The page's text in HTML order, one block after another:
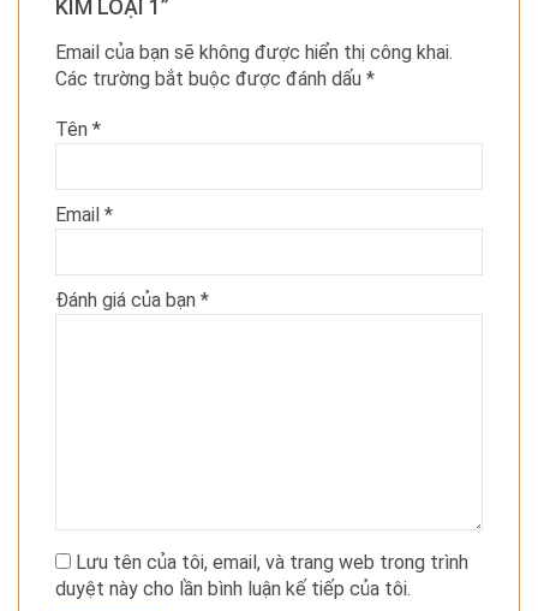
KIM LOẠI 1”
Email của bạn sẽ không được hiển thị công khai.
Các trường bắt buộc được đánh dấu *
Tên *
Email *
Đánh giá của bạn *
Lưu tên của tôi, email, và trang web trong trình
duyệt này cho lần bình luận kế tiếp của tôi.